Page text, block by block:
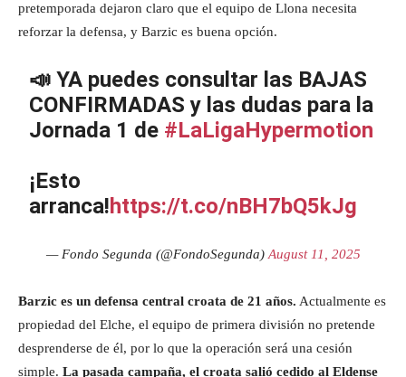
pretemporada dejaron claro que el equipo de Llona necesita
reforzar la defensa, y Barzic es buena opción.
📣 YA puedes consultar las BAJAS
CONFIRMADAS y las dudas para la
Jornada 1 de #LaLigaHypermotion
¡Esto
arranca!https://t.co/nBH7bQ5kJg
— Fondo Segunda (@FondoSegunda) August 11, 2025
Barzic es un defensa central croata de 21 años. Actualmente es
propiedad del Elche, el equipo de primera división no pretende
desprenderse de él, por lo que la operación será una cesión
simple. La pasada campaña, el croata salió cedido al Eldense